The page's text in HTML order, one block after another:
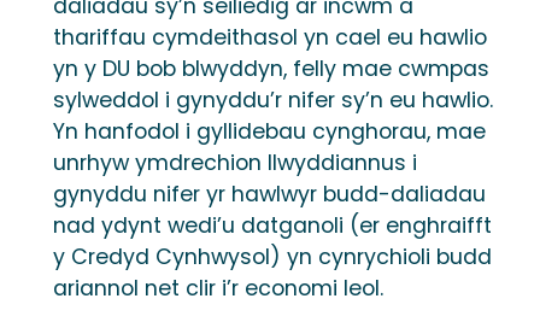
thariffau cymdeithasol yn cael eu hawlio
yn y DU bob blwyddyn, felly mae cwmpas
sylweddol i gynyddu’r nifer sy’n eu hawlio.
Yn hanfodol i gyllidebau cynghorau, mae
unrhyw ymdrechion llwyddiannus i
gynyddu nifer yr hawlwyr budd-daliadau
nad ydynt wedi’u datganoli (er enghraifft
y Credyd Cynhwysol) yn cynrychioli budd
ariannol net clir i’r economi leol.